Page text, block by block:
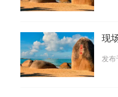
现
发布